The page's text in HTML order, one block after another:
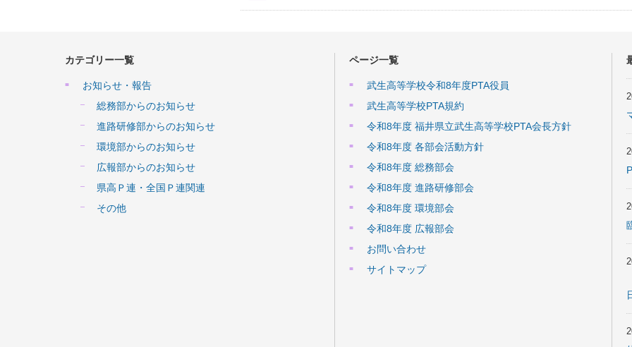
カテゴリー一覧
お知らせ・報告
総務部からのお知らせ
進路研修部からのお知らせ
環境部からのお知らせ
広報部からのお知らせ
県高Ｐ連・全国Ｐ連関連
その他
ページ一覧
武生高等学校令和8年度PTA役員
武生高等学校PTA規約
令和8年度 福井県立武生高等学校PTA会長方針
令和8年度 各部会活動方針
令和8年度 総務部会
令和8年度 進路研修部会
令和8年度 環境部会
令和8年度 広報部会
お問い合わせ
サイトマップ